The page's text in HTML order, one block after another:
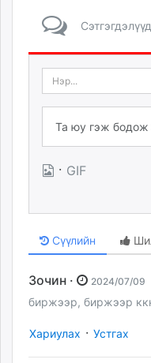
· GIF
Сүүлийн
Зочин · 2024/07/09
биржээр, биржээр ккк
Хариулах · Устгах